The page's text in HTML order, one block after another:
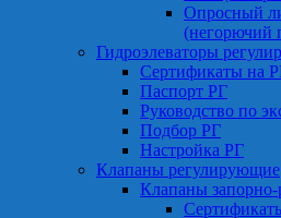
Опросный
(негорючий
Гидроэлеваторы
Сертификаты на
Паспорт РГ
Руководство по
Подбор РГ
Настройка РГ
Клапаны регулирующие
Клапаны